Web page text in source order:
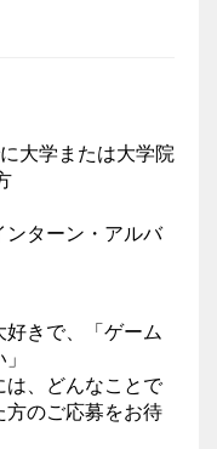
大学または大学院
ンターン・アルバ
きで、「ゲーム
は、どんなことで
方のご応募をお待